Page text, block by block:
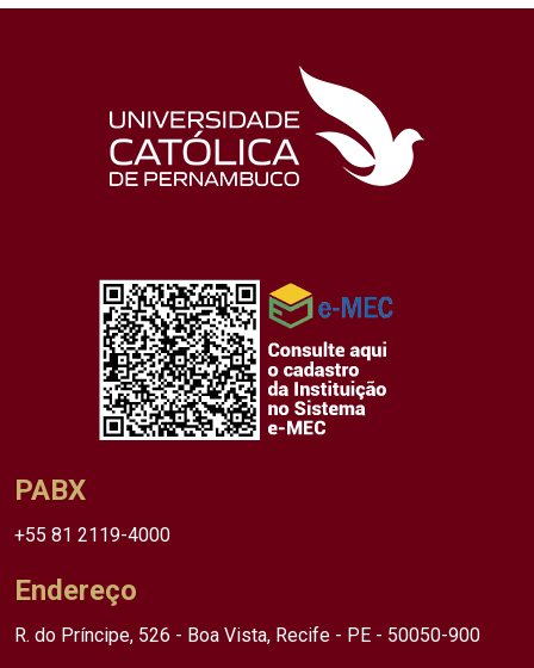
PABX
+55 81 2119-4000
Endereço
R. do Príncipe, 526 - Boa Vista, Recife - PE - 50050-900